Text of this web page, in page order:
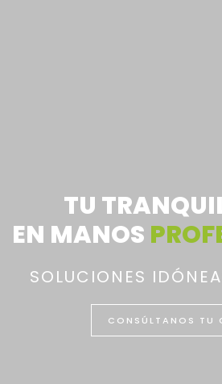
TU
EN MANOS
SOLUCIONES
CONSÚLTANOS TU